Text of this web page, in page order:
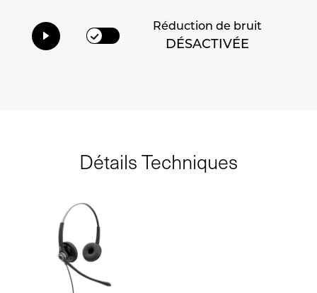
Réduction de bruit
DÉSACTIVÉE
Détails Techniques